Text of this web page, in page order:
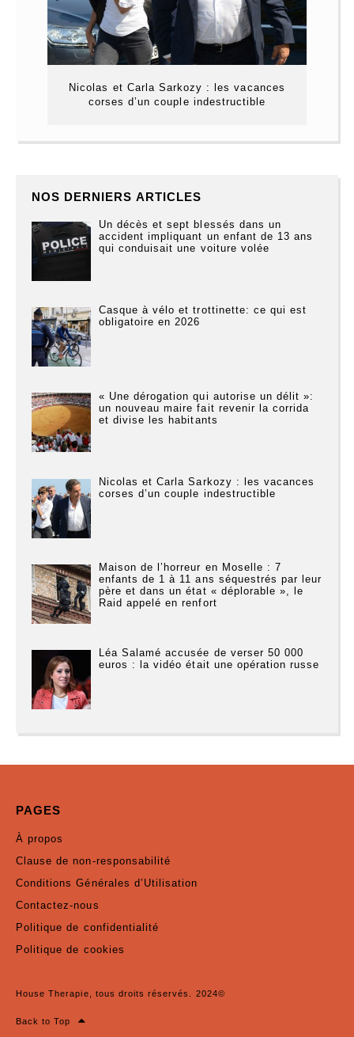
Nicolas et Carla Sarkozy : les vacances
corses d’un couple indestructible
NOS DERNIERS ARTICLES
Un décès et sept blessés dans un
accident impliquant un enfant de 13 ans
qui conduisait une voiture volée
Casque à vélo et trottinette: ce qui est
obligatoire en 2026
« Une dérogation qui autorise un délit »:
un nouveau maire fait revenir la corrida
et divise les habitants
Nicolas et Carla Sarkozy : les vacances
corses d’un couple indestructible
Maison de l’horreur en Moselle : 7
enfants de 1 à 11 ans séquestrés par leur
père et dans un état « déplorable », le
Raid appelé en renfort
Léa Salamé accusée de verser 50 000
euros : la vidéo était une opération russe
PAGES
À propos
Clause de non-responsabilité
Conditions Générales d’Utilisation
Contactez-nous
Politique de confidentialité
Politique de cookies
House Therapie, tous droits réservés. 2024©
Back to Top